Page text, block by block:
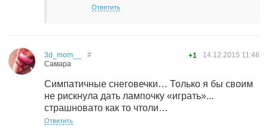
Ответить
3d_mom__
Самара
14.12.2015 11:46
# +1
Симпатичные снеговечки… Только я бы своим
не рискнула дать лампочку «играть»...
страшновато как то чтоли…
Ответить